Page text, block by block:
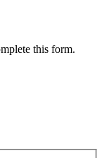
this form.